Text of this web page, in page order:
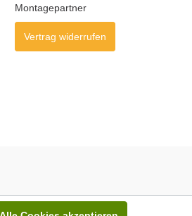
Montagepartner
Vertrag widerrufen